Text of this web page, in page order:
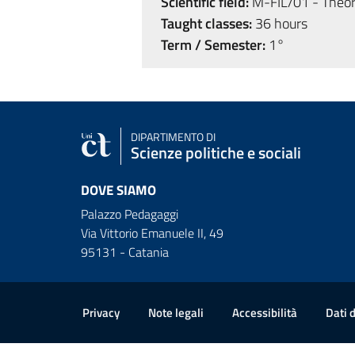
Taught classes:36 hours
Term / Semester:1°
DIPARTIMENTO DI
Scienze politiche e sociali
DOVE SIAMO
Palazzo Pedagaggi
Via Vittorio Emanuele II, 49
95131 - Catania
Privacy Note legali Accessibilità Dati